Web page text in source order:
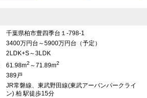
千葉県柏市豊四季台１-798-1
3400万円台～5900万円台（予定）
2LDK+S～3LDK
61.98m2 ～71.89m2
389戸
JR常磐線、東武野田線(東武アーバンパークライ
ン) 柏 駅徒歩15分